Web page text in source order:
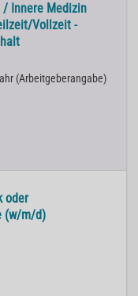
/ Innere Medizin
Vollzeit -
(Arbeitgeberangabe)
oder
(w/m/d)